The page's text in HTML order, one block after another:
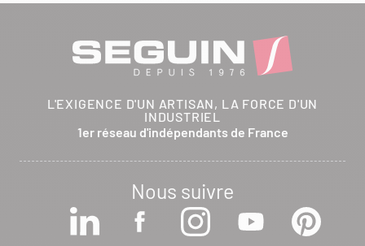
ANCELOT PERE ET FILS
BRETHENAY 52000
Voir la fiche revendeur
VOIR LE SITE CONTACTER
L'EXIGENCE D'UN ARTISAN, LA FORCE D'UN
INDUSTRIEL
1er réseau d'indépendants de France
Nous suivre